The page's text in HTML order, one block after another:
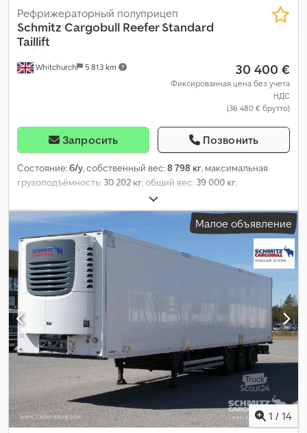
Whitchurch 5 813 km
Рефрижераторный полуприцеп
Schmitz Cargobull Reefer Standard
Taillift
30 400 €
Фиксированная цена без учета
НДС
(36 480 € брутто)
Запросить Позвонить
Состояние:б/у, собственный вес:8 798 кг, максимальная
грузоподъёмность: 30 202 кг , общий вес: 39 000 кг
, первая регистрация:
следующая проверка (TÜV):01/2027, длина грузового отсека:
13 410 мм
, ширина пространства для загрузки:2 490 мм,
высота грузового отсека:2 600 мм
пространства: 86 м³ воздух, размер шины:
385/65
R22,5, колесная база: , Год выпуска:2019,
Оборудование: ABS, гидроборт
Малое объявление
1 / 14